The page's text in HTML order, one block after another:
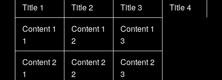
Title 1 Title 2 Title 3
Title 4
Content 1
1
Content 1
2
Content 1
3
Content 2
1
Content 2
2
Content 2
3